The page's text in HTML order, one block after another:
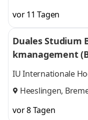
vor 11 Tagen
Duales Studium
kmanagement
KG
IU Internationale
Heeslingen,
vor 8 Tagen